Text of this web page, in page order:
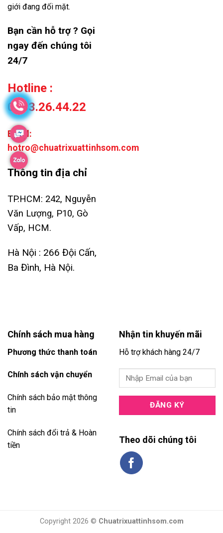
giới đang đối mặt.
Bạn cần hỗ trợ ? Gọi
ngay đến chúng tôi
24/7
Hotline :
0983.26.44.22
Email:
hotro@chuatrixuattinhsom.com
Thông tin địa chỉ
TP.HCM: 242, Nguyễn
Văn Lượng, P10, Gò
Vấp, HCM.
Hà Nội : 266 Đội Cấn,
Ba Đình, Hà Nội.
Chính sách mua hàng
Phương thức thanh toán
Chính sách vận chuyển
Chính sách bảo mật thông
tin
Chính sách đổi trả & Hoàn
tiền
Nhận tin khuyến mãi
Hỗ trợ khách hàng 24/7
Theo dõi chúng tôi
Copyright 2026 © Chuatrixuattinhsom.com